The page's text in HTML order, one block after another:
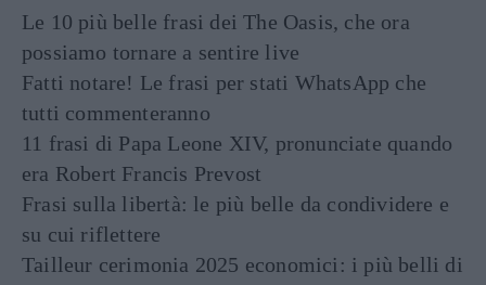
Le 10 più belle frasi dei The Oasis, che ora
possiamo tornare a sentire live
Fatti notare! Le frasi per stati WhatsApp che
tutti commenteranno
11 frasi di Papa Leone XIV, pronunciate quando
era Robert Francis Prevost
Frasi sulla libertà: le più belle da condividere e
su cui riflettere
Tailleur cerimonia 2025 economici: i più belli di